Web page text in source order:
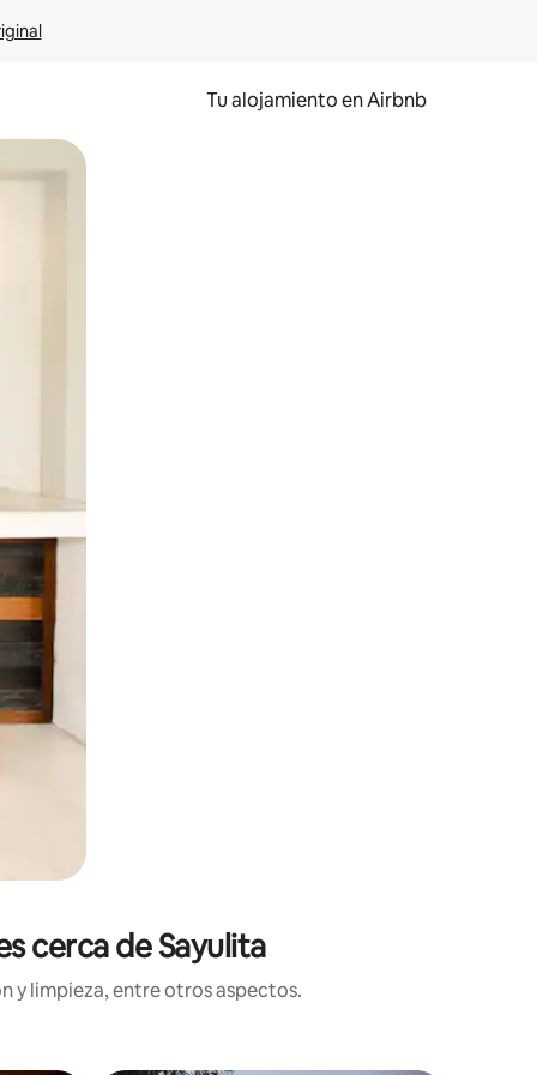
Tu alojamiento en Airbnb
dedo.
cerca de Sayulita
y limpieza, entre otros aspectos.